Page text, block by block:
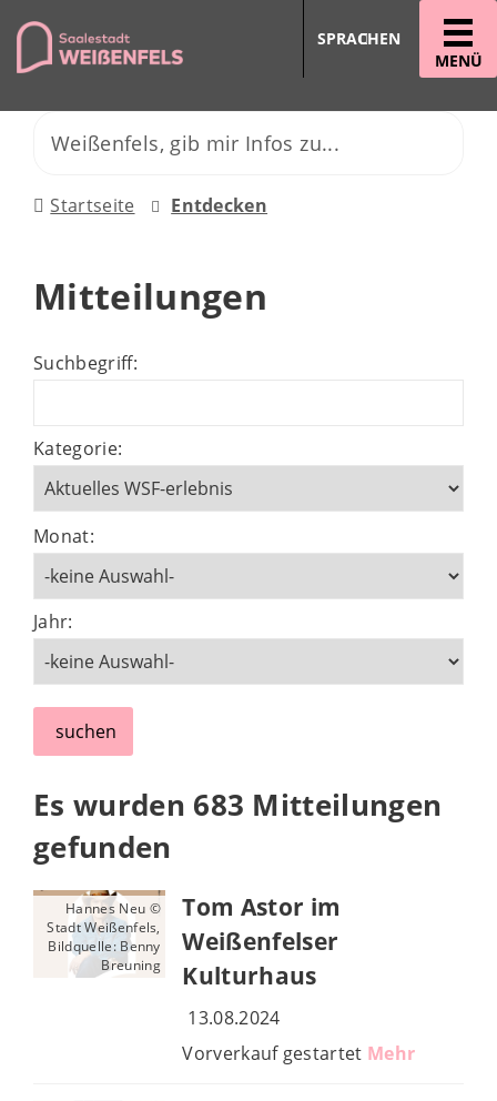
MENÜ
SPRACHEN
Startseite Entdecken
Mitteilungen
Suchbegriff:
Kategorie:
Monat:
Jahr:
suchen
Es wurden 683 Mitteilungen
gefunden
Hannes Neu ©
Stadt Weißenfels,
Bildquelle: Benny
Breuning
Tom Astor im
Weißenfelser
Kulturhaus
13.08.2024
Vorverkauf gestartet Mehr